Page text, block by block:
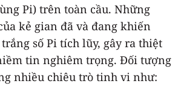
Pi) trên toàn cầu. Những
kẻ gian đã và đang khiến
số Pi tích lũy, gây ra thiệt
tin nghiêm trọng. Đối tượng
nhiều chiêu trò tinh vi như: